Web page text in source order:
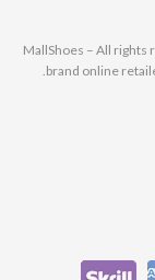
© 2025 MallShoes – All
brand online